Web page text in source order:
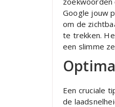
Google jouw
om de
te trekken.
een slimme
Een cruciale
de